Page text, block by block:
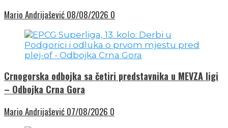
Mario Andrijašević 08/08/2026 0
Crnogorska odbojka sa četiri predstavnika u MEVZA ligi
– Odbojka Crna Gora
Mario Andrijašević 07/08/2026 0